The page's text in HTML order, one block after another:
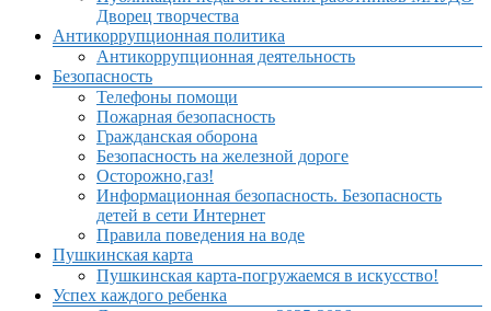
Дворец творчества
Антикоррупционная политика
Антикоррупционная деятельность
Безопасность
Телефоны помощи
Пожарная безопасность
Гражданская оборона
Безопасность на железной дороге
Осторожно,газ!
Информационная безопасность. Безопасность
детей в сети Интернет
Правила поведения на воде
Пушкинская карта
Пушкинская карта-погружаемся в искусство!
Успех каждого ребенка